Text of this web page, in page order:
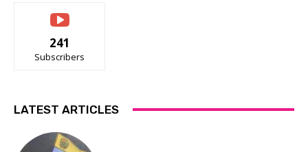
241
Subscribers
LATEST ARTICLES